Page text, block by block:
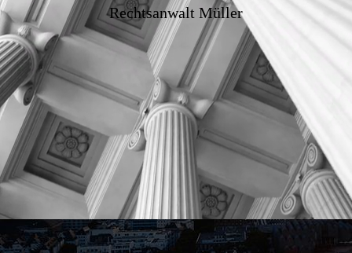
Rechtsanwalt Müller